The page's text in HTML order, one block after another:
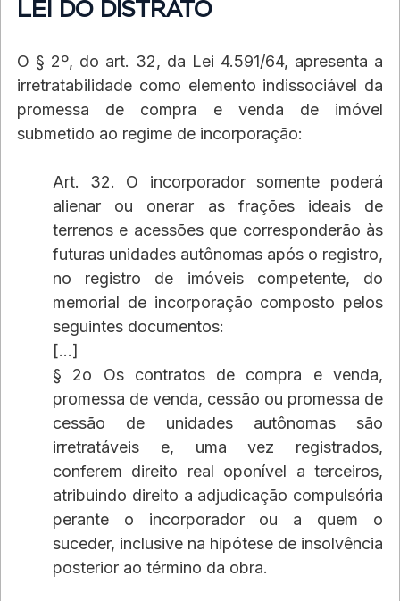
LEI DO DISTRATO
O § 2º, do art. 32, da Lei 4.591/64, apresenta a
irretratabilidade como elemento indissociável da
promessa de compra e venda de imóvel
submetido ao regime de incorporação:
Art. 32. O incorporador somente poderá
alienar ou onerar as frações ideais de
terrenos e acessões que corresponderão às
futuras unidades autônomas após o registro,
no registro de imóveis competente, do
memorial de incorporação composto pelos
seguintes documentos:
[...]
§ 2o Os contratos de compra e venda,
promessa de venda, cessão ou promessa de
cessão de unidades autônomas são
irretratáveis e, uma vez registrados,
conferem direito real oponível a terceiros,
atribuindo direito a adjudicação compulsória
perante o incorporador ou a quem o
suceder, inclusive na hipótese de insolvência
posterior ao término da obra.